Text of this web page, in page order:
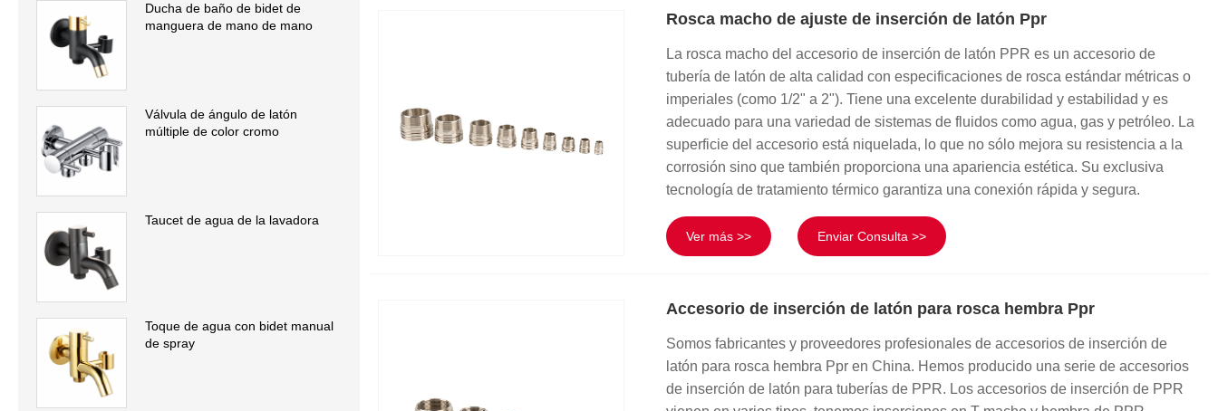
Ducha de baño de bidet de
manguera de mano de mano
Válvula de ángulo de latón
múltiple de color cromo
Taucet de agua de la lavadora
Toque de agua con bidet manual
de spray
Rosca macho de ajuste de inserción de latón Ppr
La rosca macho del accesorio de inserción de latón PPR es un accesorio de
tubería de latón de alta calidad con especificaciones de rosca estándar métricas o
imperiales (como 1/2" a 2"). Tiene una excelente durabilidad y estabilidad y es
adecuado para una variedad de sistemas de fluidos como agua, gas y petróleo. La
superficie del accesorio está niquelada, lo que no sólo mejora su resistencia a la
corrosión sino que también proporciona una apariencia estética. Su exclusiva
tecnología de tratamiento térmico garantiza una conexión rápida y segura.
Ver más >> Enviar Consulta >>
Accesorio de inserción de latón para rosca hembra Ppr
Somos fabricantes y proveedores profesionales de accesorios de inserción de
latón para rosca hembra Ppr en China. Hemos producido una serie de accesorios
de inserción de latón para tuberías de PPR. Los accesorios de inserción de PPR